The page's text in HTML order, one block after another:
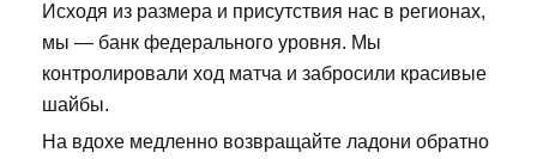
Исходя из размера и присутствия нас в регионах,
мы — банк федерального уровня. Мы
контролировали ход матча и забросили красивые
шайбы.
На вдохе медленно возвращайте ладони обратно